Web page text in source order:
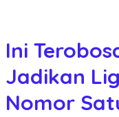
Ini
Jadikan
Nomor